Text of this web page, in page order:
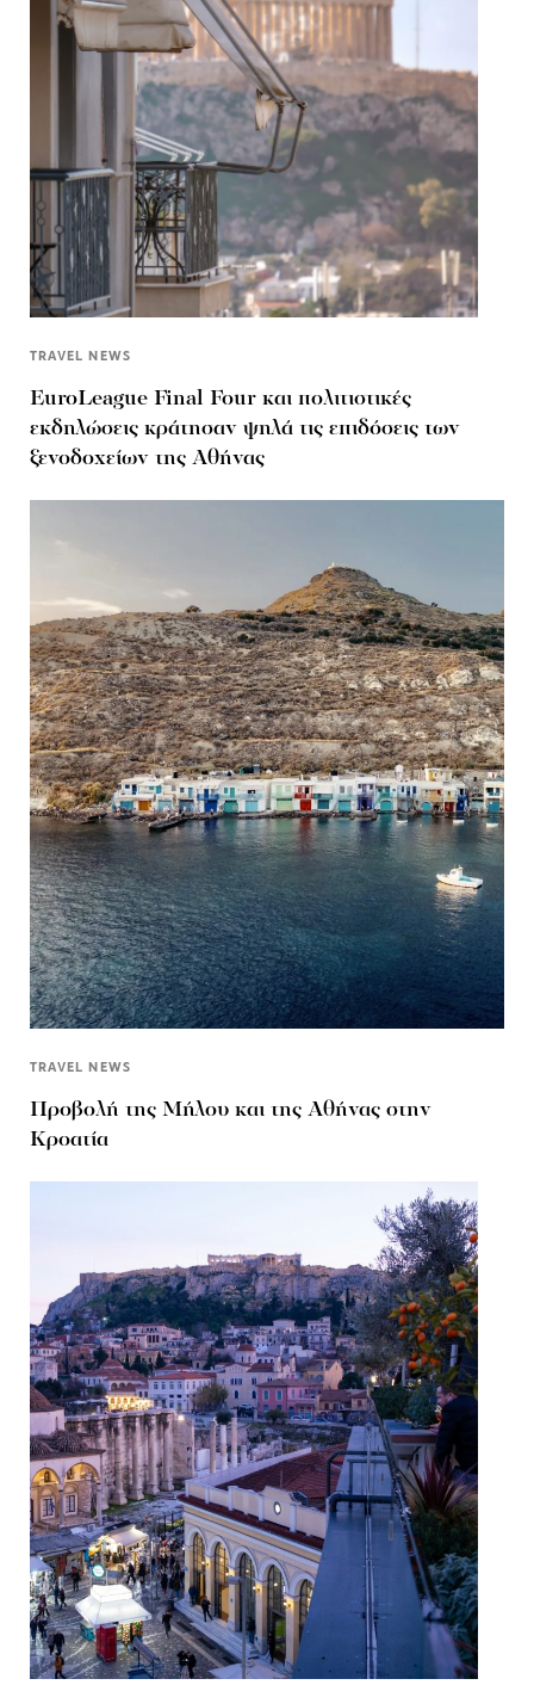
TRAVEL NEWS
EuroLeague Final Four και πολιτιστικές
εκδηλώσεις κράτησαν ψηλά τις επιδόσεις των
ξενοδοχείων της Αθήνας
TRAVEL NEWS
Προβολή της Μήλου και της Αθήνας στην
Κροατία